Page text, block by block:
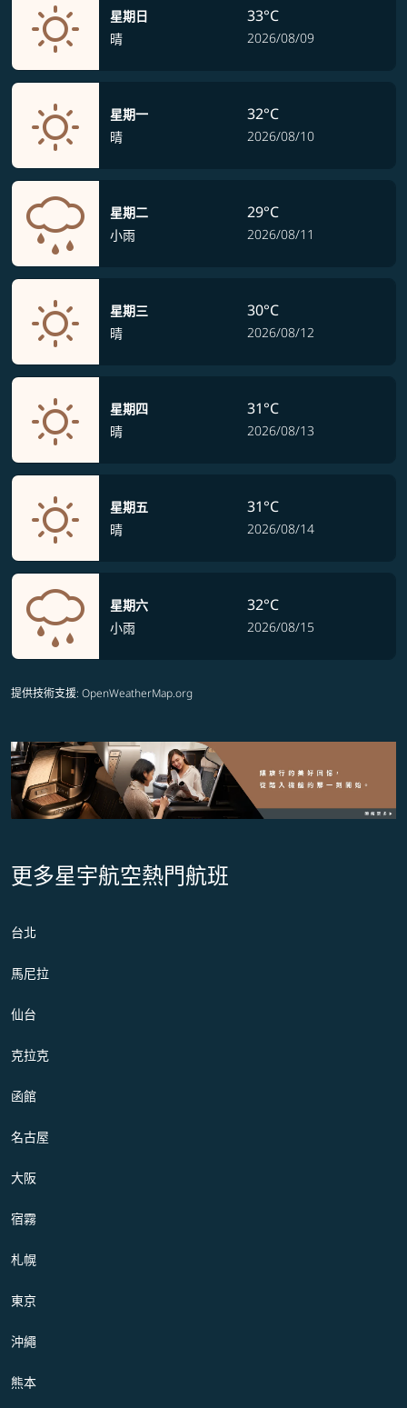
星期日
晴
33°C
2026/08/09
星期一
晴
32°C
2026/08/10
星期二
小雨
29°C
2026/08/11
星期三
晴
30°C
2026/08/12
星期四
晴
31°C
2026/08/13
星期五
晴
31°C
2026/08/14
星期六
小雨
32°C
2026/08/15
提供技術支援: OpenWeatherMap.org
更多星宇航空熱門航班
台北
馬尼拉
仙台
克拉克
函館
名古屋
大阪
宿霧
札幌
東京
沖繩
熊本